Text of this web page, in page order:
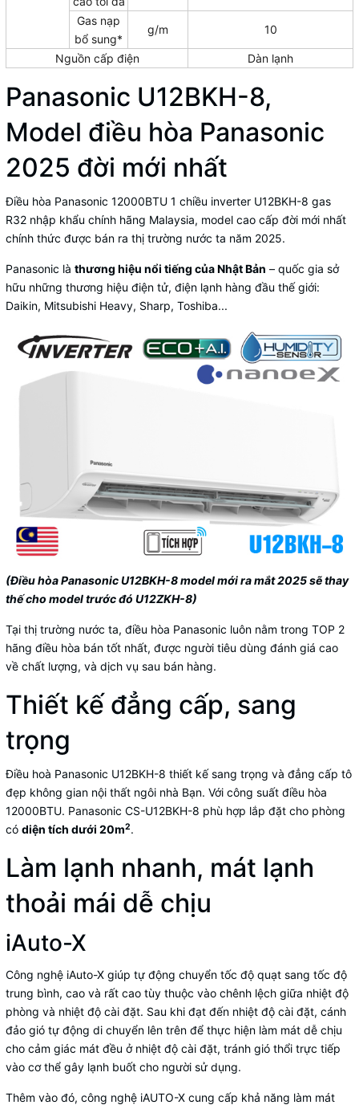
Gas nạp
bổ sung*
g/m 10
Nguồn cấp điện Dàn lạnh
Panasonic U12BKH-8,
Model điều hòa Panasonic
2025 đời mới nhất
Điều hòa Panasonic 12000BTU 1 chiều inverter U12BKH-8 gas
R32 nhập khẩu chính hãng Malaysia, model cao cấp đời mới nhất
chính thức được bán ra thị trường nước ta năm 2025.
Panasonic là thương hiệu nổi tiếng của Nhật Bản – quốc gia sở
hữu những thương hiệu điện tử, điện lạnh hàng đầu thế giới:
Daikin, Mitsubishi Heavy, Sharp, Toshiba...
(Điều hòa Panasonic U12BKH-8 model mới ra mắt 2025 sẽ thay
thế cho model trước đó U12ZKH-8)
Tại thị trường nước ta, điều hòa Panasonic luôn nằm trong TOP 2
hãng điều hòa bán tốt nhất, được người tiêu dùng đánh giá cao
về chất lượng, và dịch vụ sau bán hàng.
Thiết kế đẳng cấp, sang
trọng
Điều hoà Panasonic U12BKH-8 thiết kế sang trọng và đẳng cấp tô
đẹp không gian nội thất ngôi nhà Bạn. Với công suất điều hòa
12000BTU. Panasonic CS-U12BKH-8 phù hợp lắp đặt cho phòng
có diện tích dưới 20m2.
Làm lạnh nhanh, mát lạnh
thoải mái dễ chịu
iAuto-X
Công nghệ iAuto-X giúp tự động chuyển tốc độ quạt sang tốc độ
trung bình, cao và rất cao tùy thuộc vào chênh lệch giữa nhiệt độ
phòng và nhiệt độ cài đặt. Sau khi đạt đến nhiệt độ cài đặt, cánh
đảo gió tự động di chuyển lên trên để thực hiện làm mát dễ chịu
cho cảm giác mát đều ở nhiệt độ cài đặt, tránh gió thổi trực tiếp
vào cơ thể gây lạnh buốt cho người sử dụng.
Thêm vào đó, công nghệ iAUTO-X cung cấp khả năng làm mát